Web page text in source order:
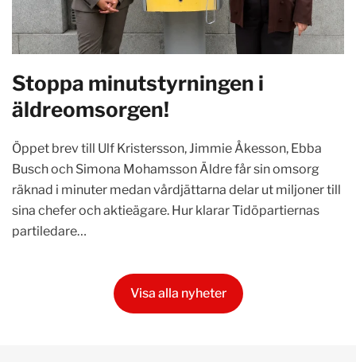
Stoppa minutstyrningen i
äldreomsorgen!
Öppet brev till Ulf Kristersson, Jimmie Åkesson, Ebba
Busch och Simona Mohamsson Äldre får sin omsorg
räknad i minuter medan vårdjättarna delar ut miljoner till
sina chefer och aktieägare. Hur klarar Tidöpartiernas
partiledare…
Visa alla nyheter